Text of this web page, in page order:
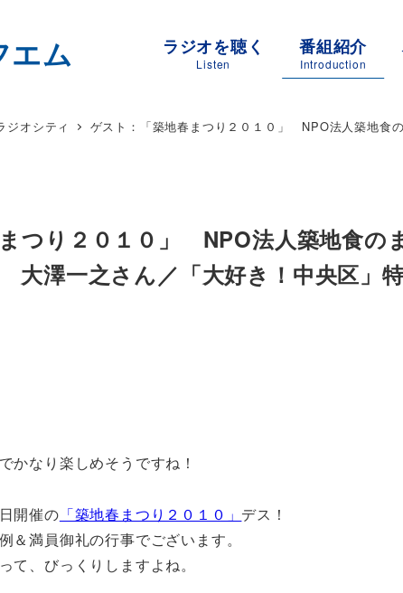
ラジオを聴く
Listen
番組紹介
Introduction
ジオシティ
ゲスト：「築地春まつり２０１０」 NPO法人築地食
つり２０１０」 NPO法人築地食の
澤一之さん／「大好き！中央区」
かなり楽しめそうですね！
開催の 「築地春まつり２０１０」 デス！
＆満員御礼の行事でございます。
て、びっくりしますよね。